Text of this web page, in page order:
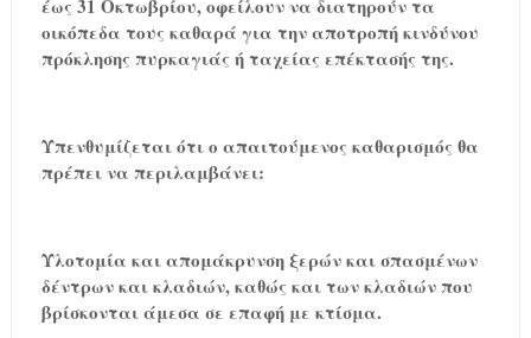
έως 31 Οκτωβρίου, οφείλουν να διατηρούν τα
οικόπεδα τους καθαρά για την αποτροπή κινδύνου
πρόκλησης πυρκαγιάς ή ταχείας επέκτασής της.
Υπενθυμίζεται ότι ο απαιτούμενος καθαρισμός θα
πρέπει να περιλαμβάνει:
Υλοτομία και απομάκρυνση ξερών και σπασμένων
δέντρων και κλαδιών, καθώς και των κλαδιών που
βρίσκονται άμεσα σε επαφή με κτίσμα.